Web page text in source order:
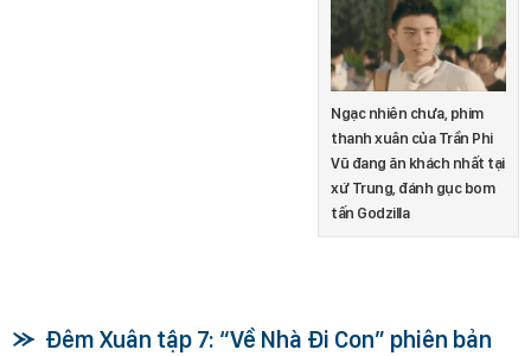
Ngạc nhiên chưa, phim
thanh xuân của Trần Phi
Vũ đang ăn khách nhất tại
xứ Trung, đánh gục bom
tấn Godzilla
Đêm Xuân tập 7: “Về Nhà Đi Con” phiên bản